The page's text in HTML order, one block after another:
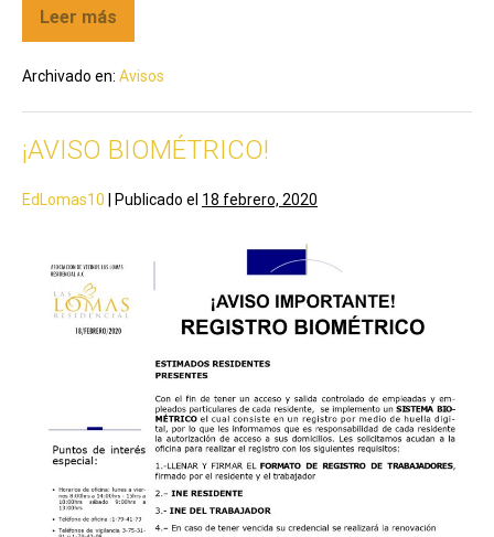
Leer más
Archivado en: Avisos
¡AVISO BIOMÉTRICO!
EdLomas10 Publicado el 18 febrero, 2020